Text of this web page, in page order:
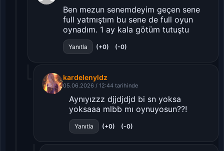
Ben mezun senemdeyim geçen sene
full yatmıştım bu sene de full oyun
oynadım. 1 ay kala götüm tutuştu
Yanıtla (+0) (-0)
kardelenyldz
05.06.2026 / 12:44 tarihinde
Aynıyızzz djjdjdjd bi sn yoksa
yoksaaa mlbb mı oynuyosun??!
Yanıtla (+0) (-0)